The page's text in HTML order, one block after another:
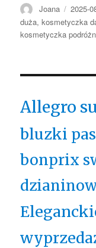
Autor
Joana 2025-
duża,kosmetyczka
kosmetyczka
Allegro
bluzki
bonprix